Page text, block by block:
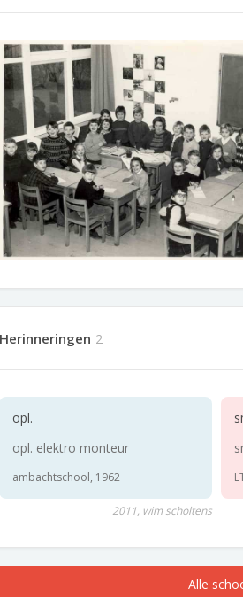
Herinneringen 2
opl.
opl. elektro monteur
ambachtschool, 1962
2011, wim scholtens
Alle